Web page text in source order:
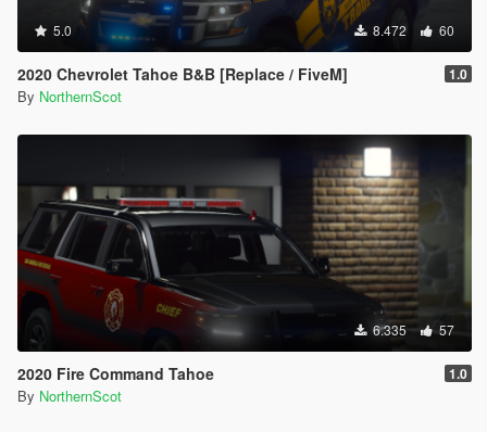
5.0 8.472 60
2020 Chevrolet Tahoe B&B [Replace / FiveM] 1.0
By NorthernScot
6.335 57
2020 Fire Command Tahoe 1.0
By NorthernScot